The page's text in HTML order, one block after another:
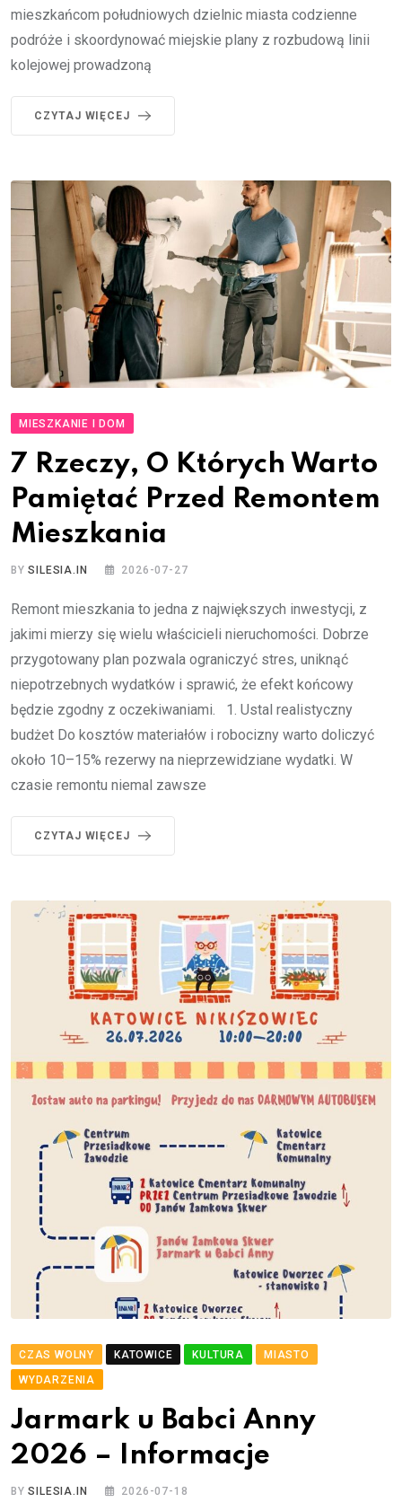
mieszkańcom południowych dzielnic miasta codzienne
podróże i skoordynować miejskie plany z rozbudową linii
kolejowej prowadzoną
CZYTAJ WIĘCEJ
MIESZKANIE I DOM
7 Rzeczy, O Których Warto
Pamiętać Przed Remontem
Mieszkania
BYSILESIA.IN 2026-07-27
Remont mieszkania to jedna z największych inwestycji, z
jakimi mierzy się wielu właścicieli nieruchomości. Dobrze
przygotowany plan pozwala ograniczyć stres, uniknąć
niepotrzebnych wydatków i sprawić, że efekt końcowy
będzie zgodny z oczekiwaniami. 1. Ustal realistyczny
budżet Do kosztów materiałów i robocizny warto doliczyć
około 10–15% rezerwy na nieprzewidziane wydatki. W
czasie remontu niemal zawsze
CZYTAJ WIĘCEJ
CZAS WOLNY KATOWICE KULTURA
MIASTO
WYDARZENIA
Jarmark u Babci Anny
2026 – Informacje
BYSILESIA.IN 2026-07-18